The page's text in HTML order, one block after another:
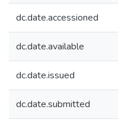
dc.date.accessioned
dc.date.available
dc.date.issued
dc.date.submitted